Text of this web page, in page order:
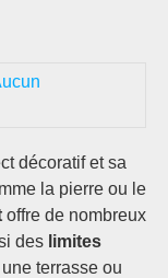
décoratif et sa
la pierre ou le
offre de nombreux
des limites
terrasse ou